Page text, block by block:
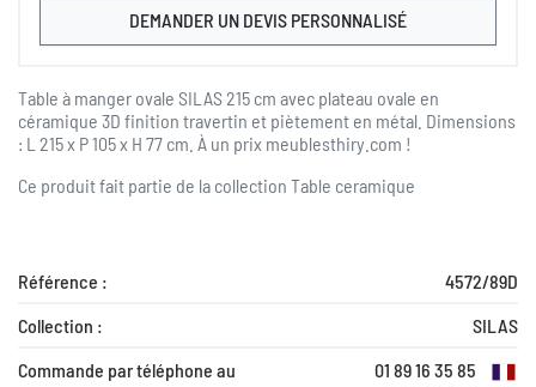
DEMANDER UN DEVIS PERSONNALISÉ
Table à manger ovale SILAS 215 cm avec plateau ovale en
céramique 3D finition travertin et piètement en métal. Dimensions
: L 215 x P 105 x H 77 cm. À un prix meublesthiry.com !
Ce produit fait partie de la collection Table ceramique
Référence :
4572/89D
Collection :
SILAS
Commande par téléphone au
01 89 16 35 85